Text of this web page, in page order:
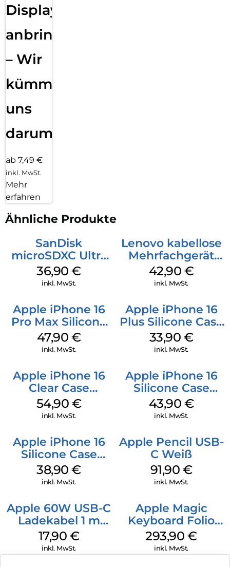
Displayfolie
anbringen
– Wir
kümmern
uns
darum!
ab 7,49 €
inkl. MwSt.
Mehr
erfahren
Ähnliche Produkte
SanDisk
microSDXC Ultra
128 GB + Adapter
Mobile
36,90€
inkl. MwSt.
Lenovo kabellose
Mehrfachgerät
Luna Grey
42,90 €
inkl. MwSt.
Apple iPhone 16
Pro Max Silicone
Case MagSafe
Black
47,90 €
inkl. MwSt.
Apple iPhone 16
Plus Silicone Case
MagSafe Lake
Green
33,90 €
inkl. MwSt.
Apple iPhone 16
Clear Case
MagSafe
Transparent
54,90 €
inkl. MwSt.
Apple iPhone 16
Silicone Case
MagSafe Plum
43,90 €
inkl. MwSt.
Apple iPhone 16
Silicone Case
MagSafe
Ultramarine
38,90€
inkl. MwSt.
Apple Pencil USB-
C Weiß
91,90 €
inkl. MwSt.
Apple 60W USB-C
Ladekabel 1 m
Weiß
17,90 €
inkl. MwSt.
Apple Magic
Keyboard Folio
iPad 10.9″ (10.Gen.)
Weiß
293,90€
inkl. MwSt.